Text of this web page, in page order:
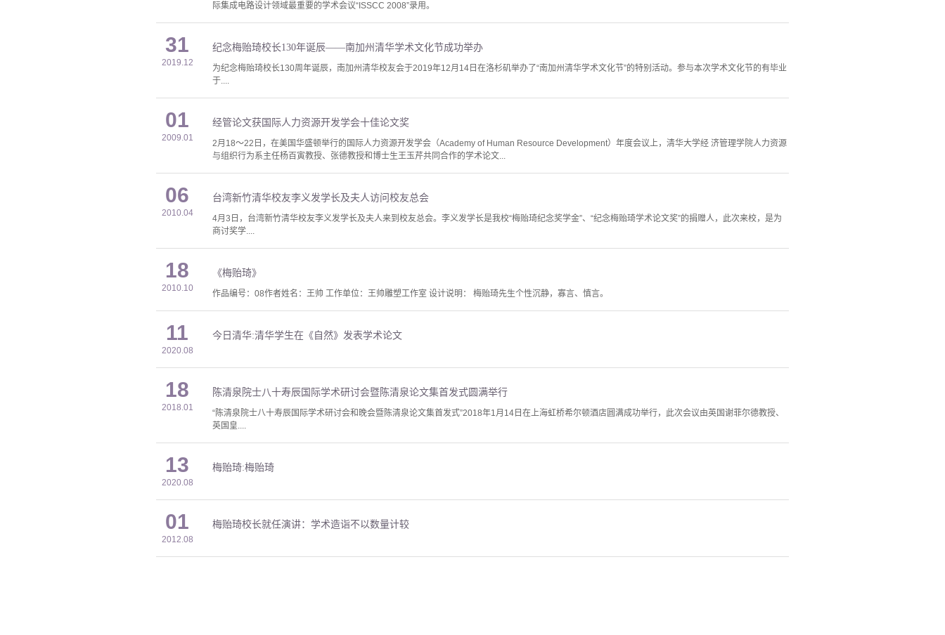
际集成电路设计领域最重要的学术会议“ISSCC 2008”录用。
31
2019.12
纪念梅贻琦校长130年诞辰——南加州清华学术文化节成功举办
为纪念梅贻琦校长130周年诞辰，南加州清华校友会于2019年12月14日在洛杉矶举办了“南加州清华学术文化节”的特别活动。参与本次学术文化节的有毕业
于....
01
2009.01
经管论文获国际人力资源开发学会十佳论文奖
2月18～22日，在美国华盛顿举行的国际人力资源开发学会（Academy of Human Resource Development）年度会议上，清华大学经 济管理学院人力资源
与组织行为系主任杨百寅教授、张德教授和博士生王玉芹共同合作的学术论文...
06
2010.04
台湾新竹清华校友李义发学长及夫人访问校友总会
4月3日，台湾新竹清华校友李义发学长及夫人来到校友总会。李义发学长是我校“梅贻琦纪念奖学金”、“纪念梅贻琦学术论文奖”的捐赠人，此次来校，是为
商讨奖学....
18
2010.10
《梅贻琦》
作品编号：08作者姓名：王帅 工作单位：王帅雕塑工作室 设计说明： 梅贻琦先生个性沉静，寡言、慎言。
11
2020.08
今日清华:清华学生在《自然》发表学术论文
18
2018.01
陈清泉院士八十寿辰国际学术研讨会暨陈清泉论文集首发式圆满举行
“陈清泉院士八十寿辰国际学术研讨会和晚会暨陈清泉论文集首发式”2018年1月14日在上海虹桥希尔顿酒店圆满成功举行，此次会议由英国谢菲尔德教授、
英国皇....
13
2020.08
梅贻琦:梅贻琦
01
2012.08
梅贻琦校长就任演讲：学术造诣不以数量计较